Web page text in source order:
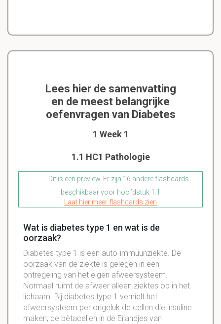
Lees hier de samenvatting
en de meest belangrijke
oefenvragen van Diabetes
1 Week 1
1.1 HC1 Pathologie
Dit is een preview. Er zijn 16 andere flashcards
beschikbaar voor hoofdstuk 1.1
Laat hier meer flashcards zien
Wat is diabetes type 1 en wat is de
oorzaak?
Diabetes type 1 is een auto-immuunziekte. De
oorzaak van de ziekte is gelegen in een
ontregeling van het eigen afweersysteem.
Normaal ruimt de afweer alleen ziektes op in het
lichaam. Bij diabetes type 1 vernielt het
afweersysteem per ongeluk de cellen die insuline
maken; de bètacellen in de Eilandjes van